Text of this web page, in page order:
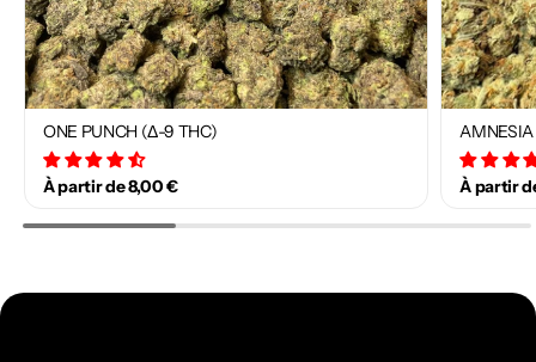
ONE PUNCH (Δ-9 THC)
À partir de 8,00 € À partir